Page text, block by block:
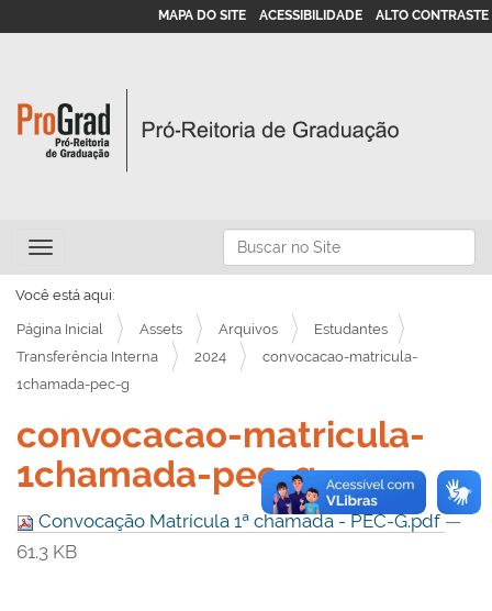
Busca
Busca Avançada…
MAPA DO SITE ACESSIBILIDADE ALTO CONTRASTE
Toggle navigation
Você está aqui:
Página Inicial Assets Arquivos
Estudantes
Transferência Interna
2024
convocacao-matricula-
1chamada-pec-g
convocacao-matricula-
1chamada-pec-g
Convocação Matrícula 1ª chamada - PEC-G.pdf—
61.3 KB